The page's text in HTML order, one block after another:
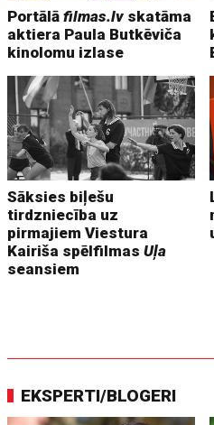
Portālāfilmas.lv skatāma
aktiera Paula Butkēviča
kinolomu izlase
Sāksies biļešu
tirdzniecība uz
pirmajiem Viestura
Kairiša spēlfilmasUļa
seansiem
EKSPERTI/BLOGERI